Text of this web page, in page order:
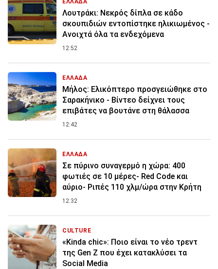
ΕΛΛΑΔΑ
Λουτράκι: Νεκρός δίπλα σε κάδο
σκουπιδιών εντοπίστηκε ηλικιωμένος -
Ανοιχτά όλα τα ενδεχόμενα
12:52
ΕΛΛΑΔΑ
Μήλος: Ελικόπτερο προσγειώθηκε στο
Σαρακήνικο - Βίντεο δείχνει τους
επιβάτες να βουτάνε στη θάλασσα
12:42
ΕΛΛΑΔΑ
Σε πύρινο συναγερμό η χώρα: 400
φωτιές σε 10 μέρες- Red Code και
αύριο- Ριπές 110 χλμ/ώρα στην Κρήτη
12:32
CULTURE
«Kinda chic»: Ποιο είναι το νέο τρεντ
της Gen Z που έχει κατακλύσει τα
Social Media